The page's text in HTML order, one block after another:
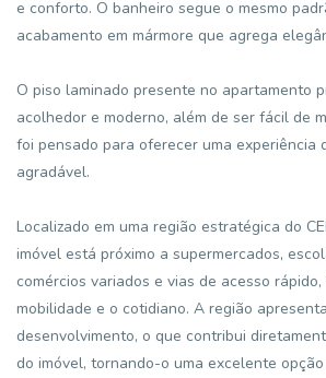
e conforto. O banheiro segue o mesmo
acabamento em mármore que agrega
O piso laminado presente no apartamento
acolhedor e moderno, além de ser fácil de
foi pensado para oferecer uma experiência
agradável.
Localizado em uma região estratégica do
imóvel está próximo a supermercados,
comércios variados e vias de acesso
mobilidade e o cotidiano. A região
desenvolvimento, o que contribui
do imóvel, tornando-o uma excelente